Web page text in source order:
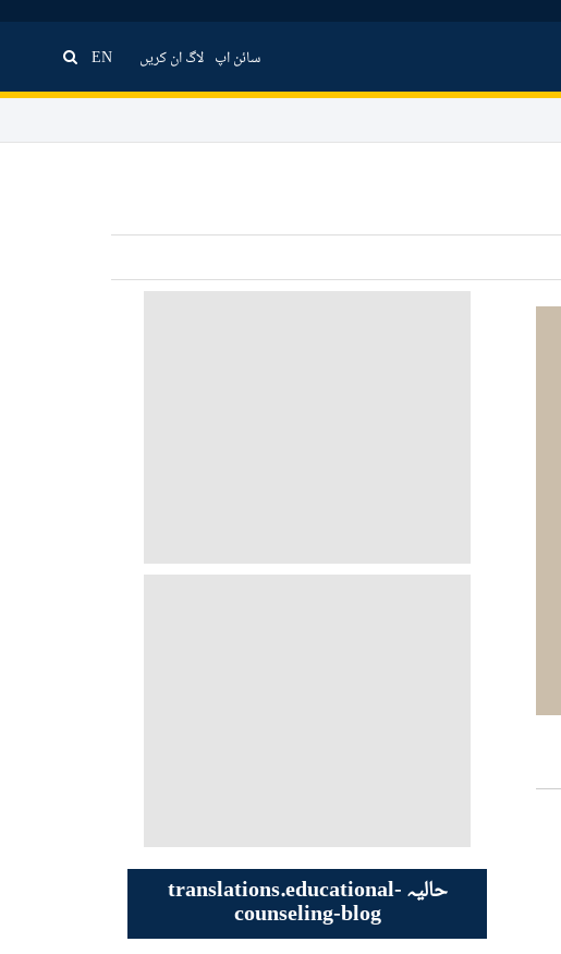
سائن اپ لاگ ان کریں EN
حالیہ translations.educational-
counseling-blog